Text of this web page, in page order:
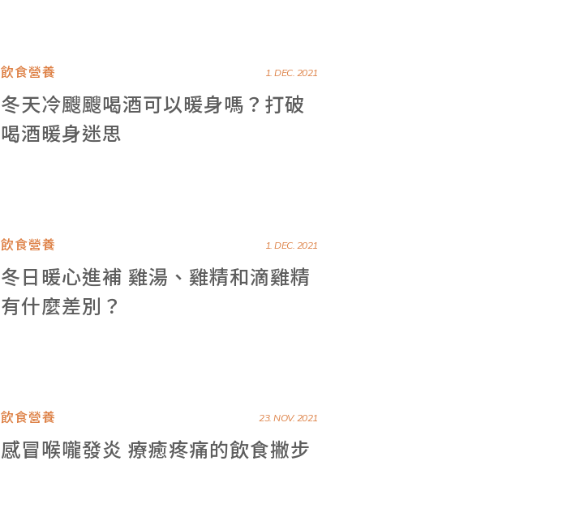
飲食營養 1. DEC. 2021
冬天冷颼颼喝酒可以暖身嗎？打破
喝酒暖身迷思
飲食營養 1. DEC. 2021
冬日暖心進補 雞湯、雞精和滴雞精
有什麼差別？
飲食營養 23. NOV. 2021
感冒喉嚨發炎 療癒疼痛的飲食撇步